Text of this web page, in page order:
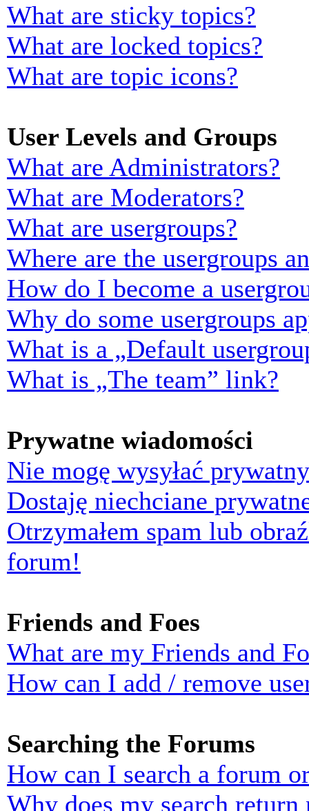
What are sticky topics?
What are locked topics?
What are topic icons?
User Levels and Groups
What are Administrators?
What are Moderators?
What are usergroups?
Where are the usergroups
How do I become a
Why do some usergroups
What is a „Default
What is „The team” link?
Prywatne wiadomości
Nie mogę wysyłać
Dostaję niechciane
Otrzymałem spam lub
forum!
Friends and Foes
What are my Friends and
How can I add / remove
Searching the Forums
How can I search a forum
Why does my search return